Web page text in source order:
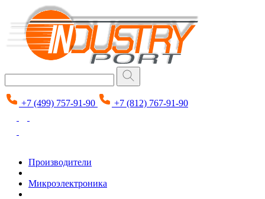
+7 (499) 757-91-90 +7 (812) 767-91-90
Производители
Микроэлектроника